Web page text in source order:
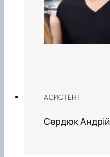
АСИСТЕНТ
Сердюк